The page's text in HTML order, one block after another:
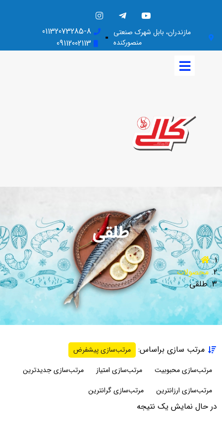
مازندران، بابل شهرک صنعتی
منصورکنده
01132073285-8
09112002113
طلقی
محصولات
طلقی
در حال نمایش یک نتیجه
مرتب سازی براساس:
مرتب‌سازی پیشفرض
مرتب‌سازی محبوبیت
مرتب‌سازی امتیاز
مرتب‌سازی جدیدترین
مرتب‌سازی ارزانترین
مرتب‌سازی گرانترین